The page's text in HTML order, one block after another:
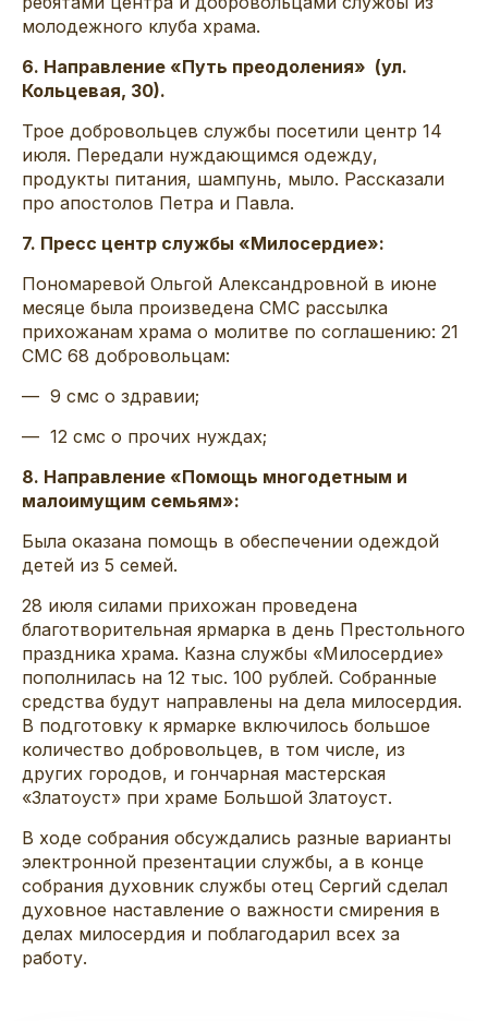
молодежного клуба храма.
6. Направление «Путь преодоления» (ул.
Кольцевая, 30).
Трое добровольцев службы посетили центр 14
июля. Передали нуждающимся одежду,
продукты питания, шампунь, мыло. Рассказали
про апостолов Петра и Павла.
7. Пресс центр службы «Милосердие»:
Пономаревой Ольгой Александровной в июне
месяце была произведена СМС рассылка
прихожанам храма о молитве по соглашению: 21
СМС 68 добровольцам:
— 9 смс о здравии;
— 12 смс о прочих нуждах;
8. Направление «Помощь многодетным и
малоимущим семьям»:
Была оказана помощь в обеспечении одеждой
детей из 5 семей.
28 июля силами прихожан проведена
благотворительная ярмарка в день Престольного
праздника храма. Казна службы «Милосердие»
пополнилась на 12 тыс. 100 рублей. Собранные
средства будут направлены на дела милосердия.
В подготовку к ярмарке включилось большое
количество добровольцев, в том числе, из
других городов, и гончарная мастерская
«Златоуст» при храме Большой Златоуст.
В ходе собрания обсуждались разные варианты
электронной презентации службы, а в конце
собрания духовник службы отец Сергий сделал
духовное наставление о важности смирения в
делах милосердия и поблагодарил всех за
работу.